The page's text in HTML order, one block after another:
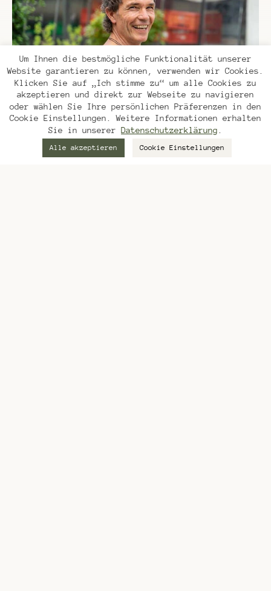
mehr über saftgras
Um Ihnen die bestmögliche Funktionalität unserer
Website garantieren zu können, verwenden wir Cookies.
Klicken Sie auf „Ich stimme zu“ um alle Cookies zu
akzeptieren und direkt zur Webseite zu navigieren
oder wählen Sie Ihre persönlichen Präferenzen in den
Cookie Einstellungen. Weitere Informationen erhalten
Sie in unserer Datenschutzerklärung
Alle akzeptieren Cookie Einstellungen